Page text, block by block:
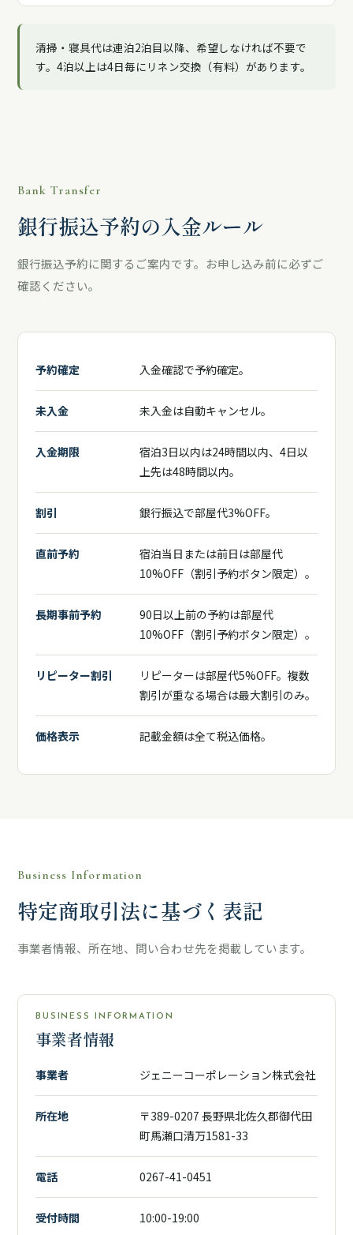
清掃・寝具代は連泊2泊目以降、希望しなければ不要で
す。4泊以上は4日毎にリネン交換（有料）があります。
Bank Transfer
銀行振込予約の入金ルール
銀行振込予約に関するご案内です。お申し込み前に必ずご
確認ください。
予約確定 入金確認で予約確定。
未入金 未入金は自動キャンセル。
入金期限
宿泊3日以内は24時間以内、4日以
上先は48時間以内。
割引 銀行振込で部屋代3%OFF。
直前予約
宿泊当日または前日は部屋代
10%OFF（割引予約ボタン限定）。
長期事前予約
90日以上前の予約は部屋代
10%OFF（割引予約ボタン限定）。
リピーター割引
リピーターは部屋代5%OFF。複数
割引が重なる場合は最大割引のみ。
価格表示 記載金額は全て税込価格。
Business Information
特定商取引法に基づく表記
事業者情報、所在地、問い合わせ先を掲載しています。
BUSINESS INFORMATION
事業者情報
事業者 ジェニーコーポレーション株式会社
所在地
〒389-0207 長野県北佐久郡御代田
町馬瀬口清万1581-33
電話 0267-41-0451
受付時間 10:00-19:00